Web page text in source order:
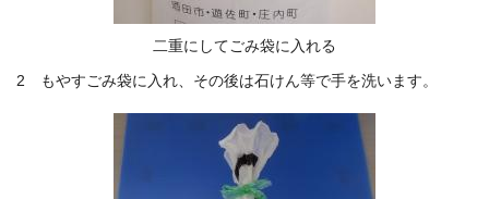
二重にしてごみ袋に入れる
2 もやすごみ袋に入れ、その後は石けん等で手を洗います。